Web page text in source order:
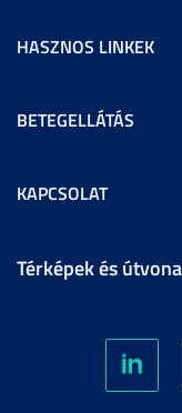
HASZNOS LINKEK
BETEGELLÁTÁS
KAPCSOLAT
Térképek és